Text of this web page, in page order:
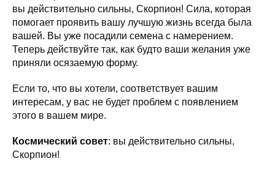
вы действительно сильны, Скорпион! Сила, которая
помогает проявить вашу лучшую жизнь всегда была
вашей. Вы уже посадили семена с намерением.
Теперь действуйте так, как будто ваши желания уже
приняли осязаемую форму.
Если то, что вы хотели, соответствует вашим
интересам, у вас не будет проблем с появлением
этого в вашем мире.
Космический совет: вы действительно сильны,
Скорпион!